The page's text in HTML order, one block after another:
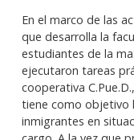
En el marco de las
que desarrolla la
estudiantes de la
ejecutaron tareas
cooperativa
tiene como objetivo
inmigrantes en